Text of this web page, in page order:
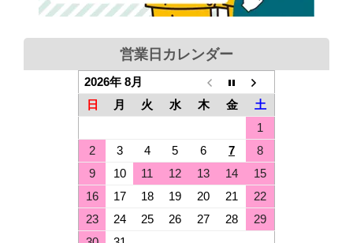
営業日カレンダー
2026年 8月
日
月 火 水 木 金
土
1
2
3 4 5 6 7
8
9
10 11 12 13 14
15
16
17 18 19 20 21
22
23
24 25 26 27 28
29